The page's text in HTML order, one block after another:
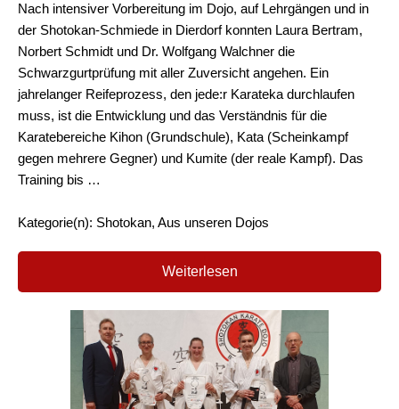
Nach intensiver Vorbereitung im Dojo, auf Lehrgängen und in
der Shotokan-Schmiede in Dierdorf konnten Laura Bertram,
Norbert Schmidt und Dr. Wolfgang Walchner die
Schwarzgurtprüfung mit aller Zuversicht angehen. Ein
jahrelanger Reifeprozess, den jede:r Karateka durchlaufen
muss, ist die Entwicklung und das Verständnis für die
Karatebereiche Kihon (Grundschule), Kata (Scheinkampf
gegen mehrere Gegner) und Kumite (der reale Kampf). Das
Training bis …
Kategorie(n): Shotokan, Aus unseren Dojos
Weiterlesen